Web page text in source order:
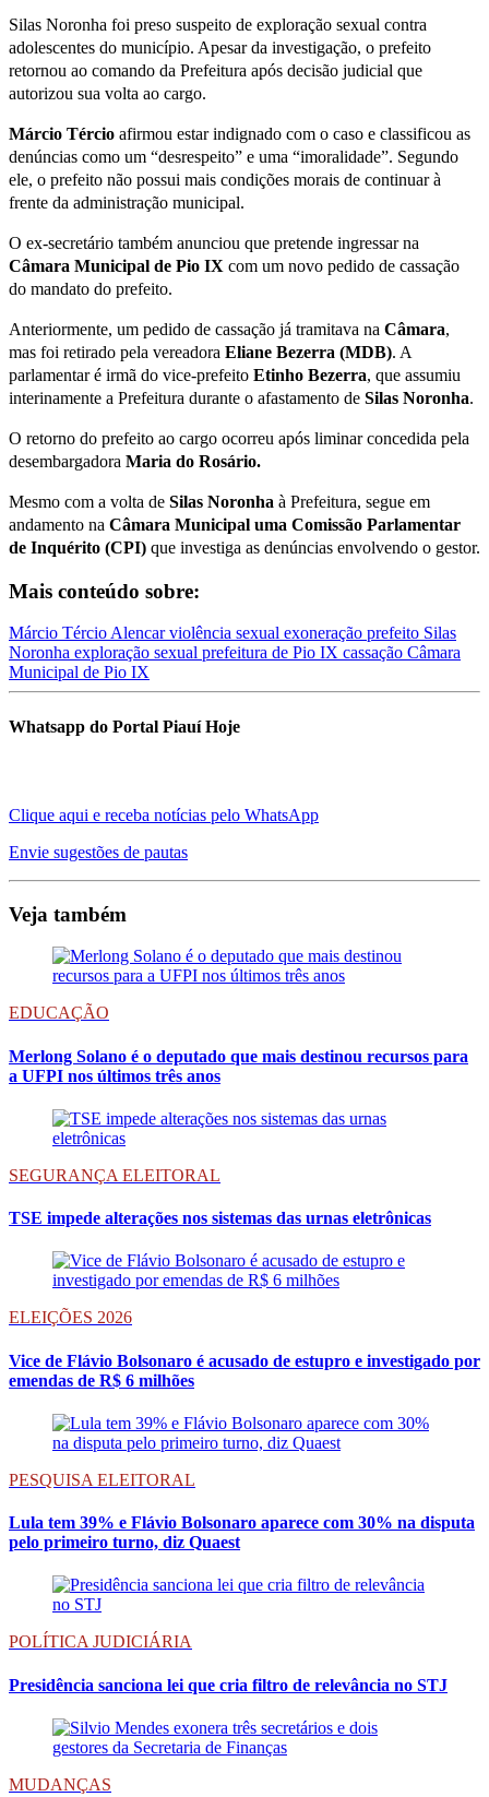
Silas Noronha foi preso suspeito de exploração sexual contra
adolescentes do município. Apesar da investigação, o prefeito
retornou ao comando da Prefeitura após decisão judicial que
autorizou sua volta ao cargo.
Márcio Tércio afirmou estar indignado com o caso e classificou as
denúncias como um “desrespeito” e uma “imoralidade”. Segundo
ele, o prefeito não possui mais condições morais de continuar à
frente da administração municipal.
O ex-secretário também anunciou que pretende ingressar na
Câmara Municipal de Pio IX com um novo pedido de cassação
do mandato do prefeito.
Anteriormente, um pedido de cassação já tramitava na Câmara,
mas foi retirado pela vereadora Eliane Bezerra (MDB). A
parlamentar é irmã do vice-prefeito Etinho Bezerra, que assumiu
interinamente a Prefeitura durante o afastamento de Silas Noronha.
O retorno do prefeito ao cargo ocorreu após liminar concedida pela
desembargadora Maria do Rosário.
Mesmo com a volta de Silas Noronha à Prefeitura, segue em
andamento na Câmara Municipal uma Comissão Parlamentar
de Inquérito (CPI) que investiga as denúncias envolvendo o gestor.
Mais conteúdo sobre:
Márcio Tércio Alencarviolência sexual exoneração prefeito Silas
Noronha exploração sexual prefeitura de Pio IX cassação Câmara
Municipal de Pio IX
Whatsapp do Portal Piauí Hoje
Clique aqui e receba notícias pelo WhatsApp
Envie sugestões de pautas
Veja também
EDUCAÇÃO
Merlong Solano é o deputado que mais destinou recursos para
a UFPI nos últimos três anos
SEGURANÇA ELEITORAL
TSE impede alterações nos sistemas das urnas eletrônicas
ELEIÇÕES 2026
Vice de Flávio Bolsonaro é acusado de estupro e investigado por
emendas de R$ 6 milhões
PESQUISA ELEITORAL
Lula tem 39% e Flávio Bolsonaro aparece com 30% na disputa
pelo primeiro turno, diz Quaest
POLÍTICA JUDICIÁRIA
Presidência sanciona lei que cria filtro de relevância no STJ
MUDANÇAS